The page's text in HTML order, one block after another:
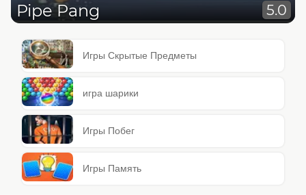
Pipe Pang 5.0
Игры Скрытые Предметы
игра шарики
Игры Побег
Игры Память